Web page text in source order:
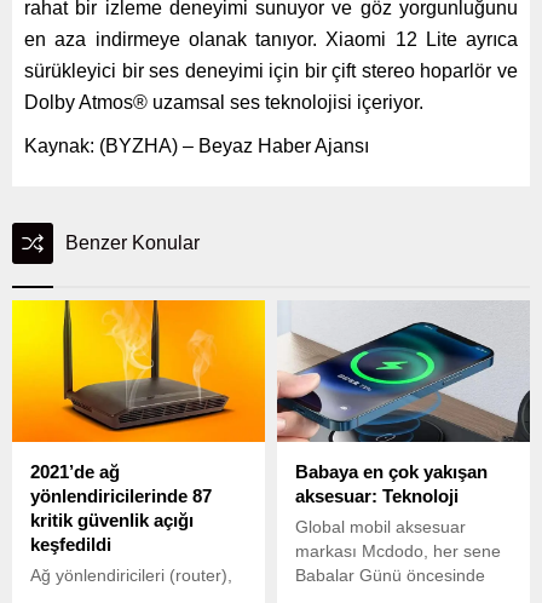
rahat bir izleme deneyimi sunuyor ve göz yorgunluğunu
en aza indirmeye olanak tanıyor. Xiaomi 12 Lite ayrıca
sürükleyici bir ses deneyimi için bir çift stereo hoparlör ve
Dolby Atmos® uzamsal ses teknolojisi içeriyor.
Kaynak: (BYZHA) – Beyaz Haber Ajansı
Benzer Konular
2021’de ağ
yönlendiricilerinde 87
kritik güvenlik açığı
keşfedildi
Ağ yönlendiricileri (router),
Babaya en çok yakışan
aksesuar: Teknoloji
Global mobil aksesuar
markası Mcdodo, her sene
Babalar Günü öncesinde